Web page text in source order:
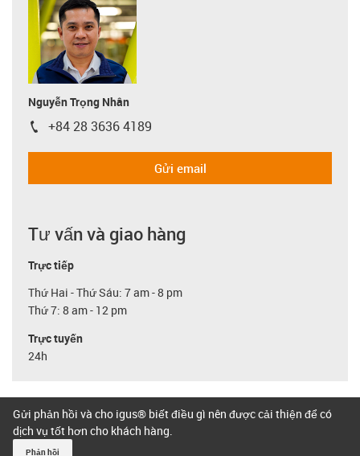
Nguyễn Trọng Nhân
igus-icon-phone
+84 28 3636 4189
Gửi email
Tư vấn và giao hàng
Trực tiếp
Thứ Hai - Thứ Sáu: 7 am - 8 pm
Thứ 7: 8 am - 12 pm
Trực tuyến
24h
Gửi phản hồi và cho igus® biết điều gì nên được cải thiện để có
dịch vụ tốt hơn cho khách hàng.
Phản hồi